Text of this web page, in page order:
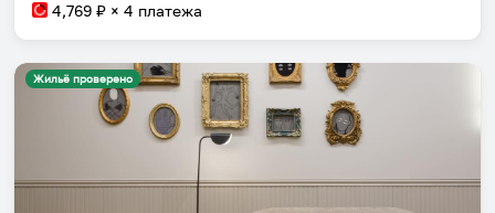
4,769 ₽ × 4 платежа
Жильё проверено
Собери путешествие без сложностей